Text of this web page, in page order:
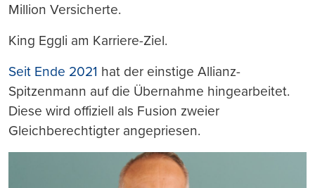
Million Versicherte.
King Eggli am Karriere-Ziel.
Seit Ende 2021 hat der einstige Allianz-
Spitzenmann auf die Übernahme hingearbeitet.
Diese wird offiziell als Fusion zweier
Gleichberechtigter angepriesen.